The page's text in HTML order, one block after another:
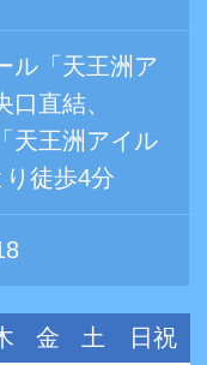
ル「天王洲ア
口直結、
天王洲アイル
徒歩4分
金 土 日祝